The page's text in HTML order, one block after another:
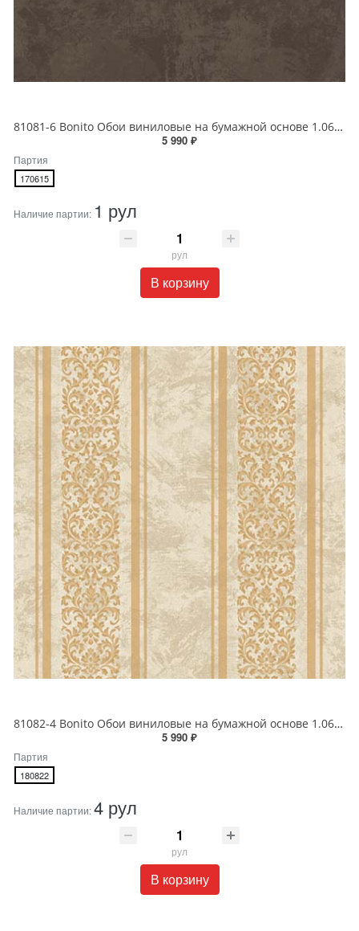
81081-6 Bonito Обои виниловые на бумажной основе 1.06*15.5
5 990 ₽
Партия
170615
Наличие партии: 1 рул
рул
В корзину
81082-4 Bonito Обои виниловые на бумажной основе 1.06*15.5
5 990 ₽
Партия
180822
Наличие партии:4 рул
рул
В корзину